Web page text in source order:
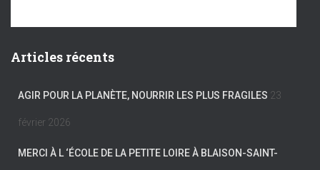
Articles récents
AGIR POUR LA PLANÈTE, NOURRIR LES PLUS FRAGILES 23
février 2026
MERCI À L ‘ÉCOLE DE LA PETITE LOIRE À BLAISON-SAINT-